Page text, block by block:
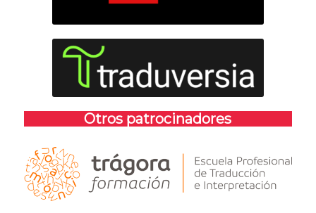
Otros patrocinadores